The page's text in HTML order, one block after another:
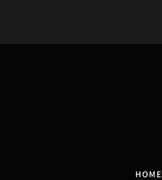
HOME